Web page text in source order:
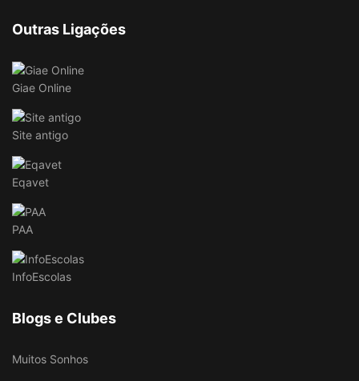
Outras Ligações
Giae Online
Site antigo
Eqavet
PAA
InfoEscolas
Blogs e Clubes
Muitos Sonhos